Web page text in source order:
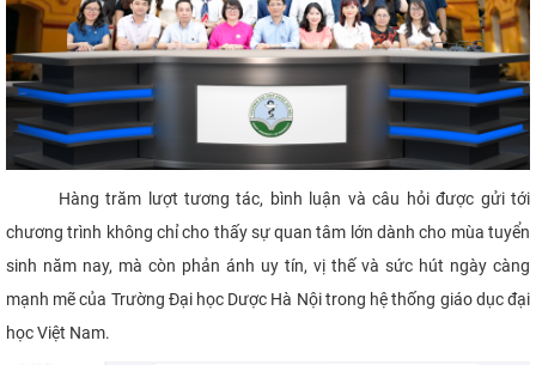
Hàng trăm lượt tương tác, bình luận và câu hỏi được gửi tới
chương trình không chỉ cho thấy sự quan tâm lớn dành cho mùa tuyển
sinh năm nay, mà còn phản ánh uy tín, vị thế và sức hút ngày càng
mạnh mẽ của Trường Đại học Dược Hà Nội trong hệ thống giáo dục đại
học Việt Nam.